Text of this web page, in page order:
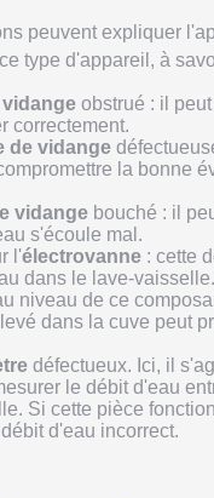
peuvent expliquer
type d'appareil, à
obstrué : il
correctement.
de vidange
la bonne
vidange bouché : il
s'écoule mal.
l'électrovanne : cette
dans le lave-
niveau de ce
dans la cuve peut
défectueux. Ici, il
le débit d'eau
Si cette pièce
d'eau incorrect.